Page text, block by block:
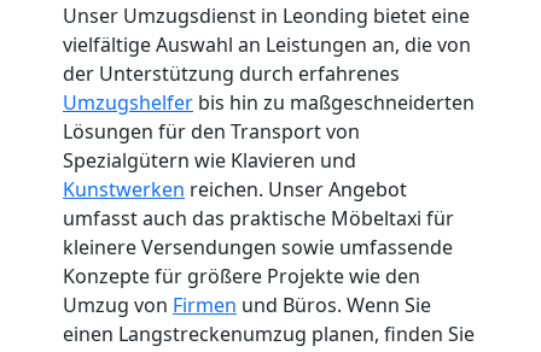
Unser Umzugsdienst in Leonding bietet eine
vielfältige Auswahl an Leistungen an, die von
der Unterstützung durch erfahrenes
Umzugshelfer bis hin zu maßgeschneiderten
Lösungen für den Transport von
Spezialgütern wie Klavieren und
Kunstwerken reichen. Unser Angebot
umfasst auch das praktische Möbeltaxi für
kleinere Versendungen sowie umfassende
Konzepte für größere Projekte wie den
Umzug von Firmen und Büros. Wenn Sie
einen Langstreckenumzug planen, finden Sie